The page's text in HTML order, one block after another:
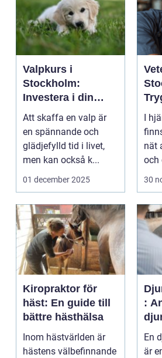
Valpkurs i
Stockholm:
Investera i din
valps framtid
Att skaffa en valp är
en spännande och
glädjefylld tid i livet,
men kan också k...
01 december 2025
I
nät
och
30
Kiropraktor för
häst: En guide till
bättre hästhälsa
Inom hästvärlden är
hästens välbefinnande
:
n
av
En
är